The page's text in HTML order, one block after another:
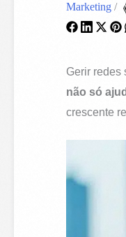
Marketing/
Gerir redes
não só
crescente